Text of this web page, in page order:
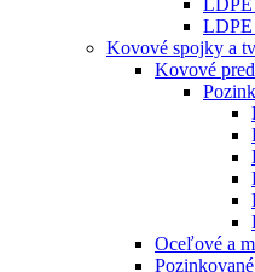
LDPE
Kovové spojky a
Kovové
Oceľové a